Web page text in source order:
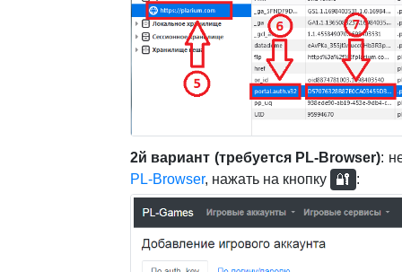
2й вариант (требуется PL-Browser):
PL-Browser, нажать на кнопку 🔐 :